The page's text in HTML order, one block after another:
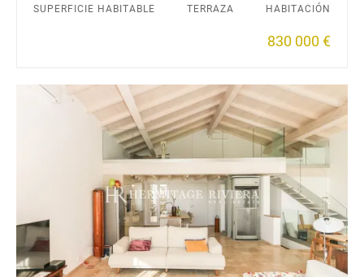
SUPERFICIE HABITABLE TERRAZA HABITACIÓN
830 000 €